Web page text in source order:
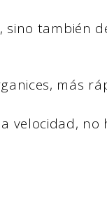
también
más
velocidad,